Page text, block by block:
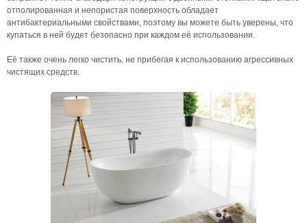
отполированная и непористая поверхность обладает
антибактериальными свойствами, поэтому вы можете быть уверены, что
купаться в ней будет безопасно при каждом её использовании.
Её также очень легко чистить, не прибегая к использованию агрессивных
чистящих средств.